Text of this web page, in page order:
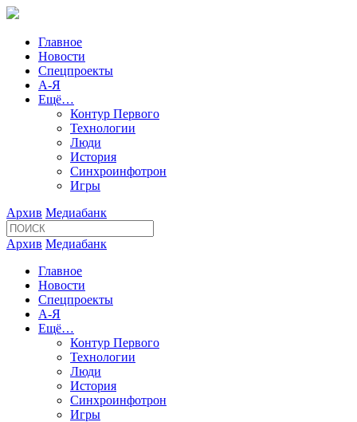
Главное
Новости
Спецпроекты
А-Я
Ещё…
Контур Первого
Технологии
Люди
История
Синхроинфотрон
Игры
Архив Медиабанк
Архив Медиабанк
Главное
Новости
Спецпроекты
А-Я
Ещё…
Контур Первого
Технологии
Люди
История
Синхроинфотрон
Игры